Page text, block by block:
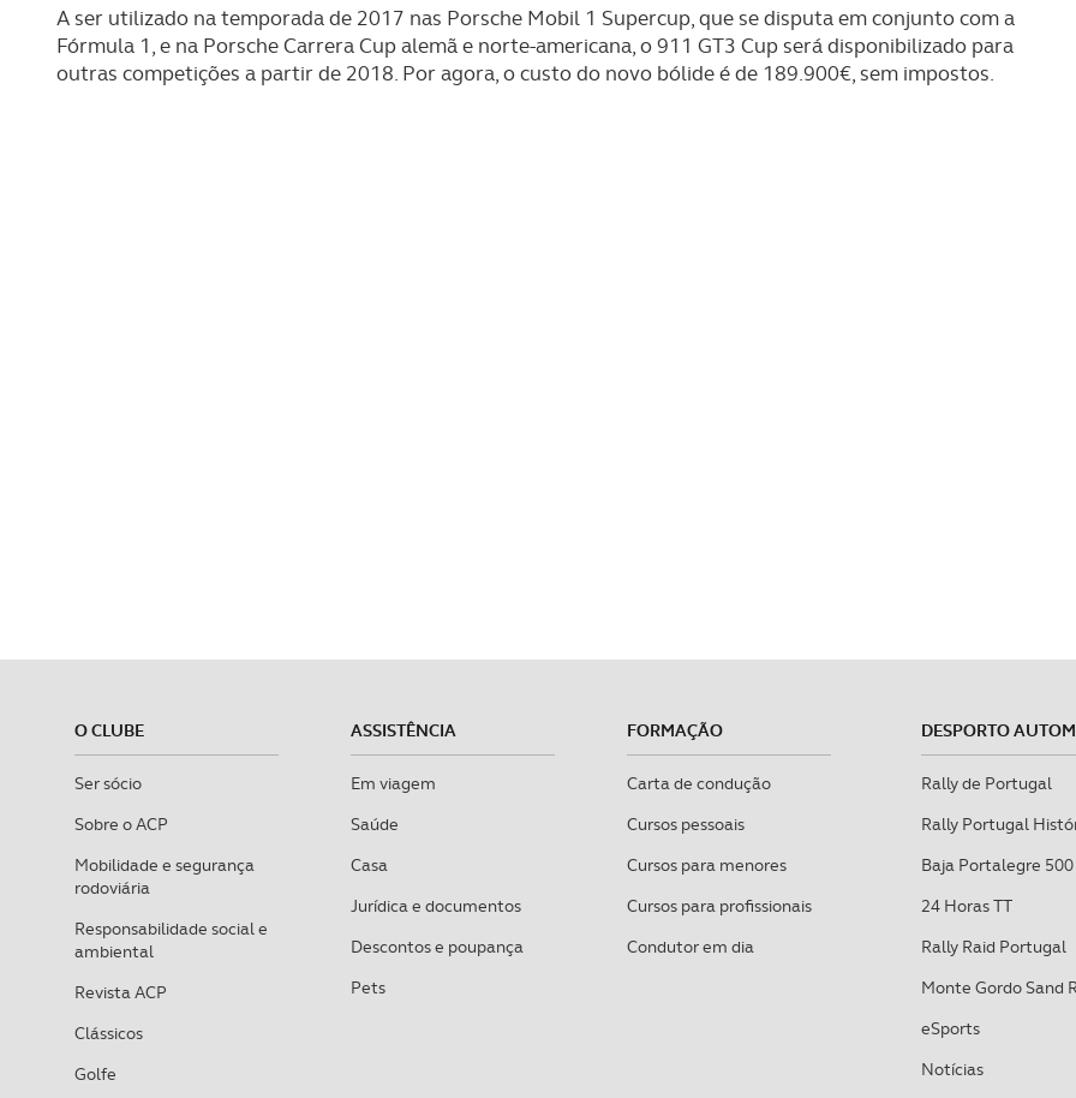
A ser utilizado na temporada de 2017 nas Porsche Mobil 1 Supercup, que se disputa em conjunto com a
Fórmula 1, e na Porsche Carrera Cup alemã e norte-americana, o 911 GT3 Cup será disponibilizado para
outras competições a partir de 2018. Por agora, o custo do novo bólide é de 189.900€, sem impostos.
O CLUBE
Ser sócio
Sobre o ACP
Mobilidade e segurança
rodoviária
Responsabilidade social e
ambiental
Revista ACP
Clássicos
Golfe
ASSISTÊNCIA
Em viagem
Saúde
Casa
Jurídica e documentos
Descontos e poupança
Pets
FORMAÇÃO
Carta de condução
Cursos pessoais
Cursos para menores
Cursos para profissionais
Condutor em dia
DESPORTO
Rally de Portugal
Rally Portugal
Baja Portalegre 500
24 Horas TT
Rally Raid Portugal
Monte Gordo Sand
eSports
Notícias